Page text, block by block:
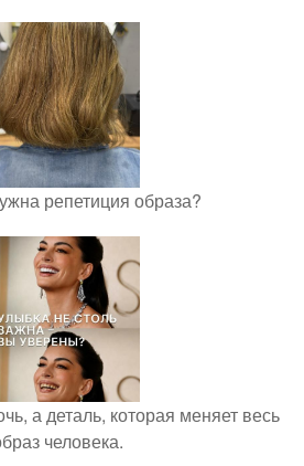
репетиция образа?
а деталь, которая меняет весь
человека.